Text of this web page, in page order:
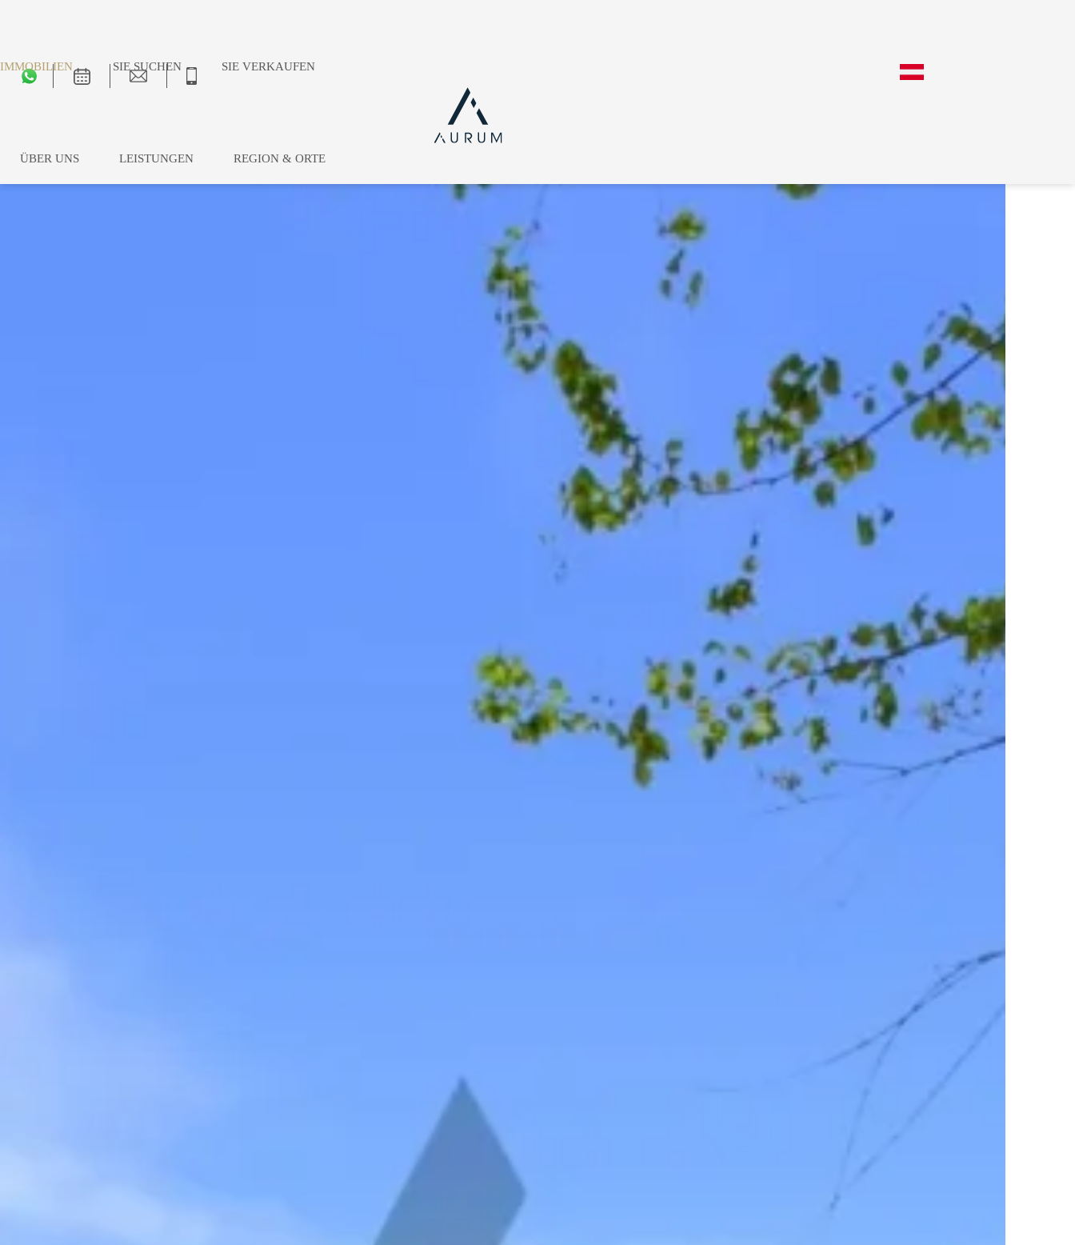
IMMOBILIEN SIE SUCHEN SIE VERKAUFEN
ÜBER UNS LEISTUNGEN REGION & ORTE